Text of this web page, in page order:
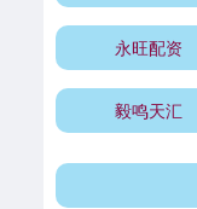
永旺配资
毅鸣天汇